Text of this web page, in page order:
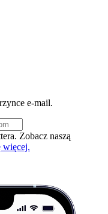
e-mail.
Zobacz naszą
więcej.